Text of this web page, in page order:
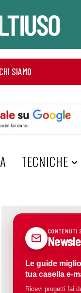
CHI SIAMO
TECNICHE
CONTENUTI
Le guide
tua casella e-
Ricevi progetti fai